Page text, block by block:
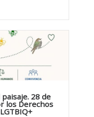
28 de
los Derechos